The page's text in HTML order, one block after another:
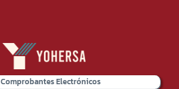
Comprobantes Electrónicos